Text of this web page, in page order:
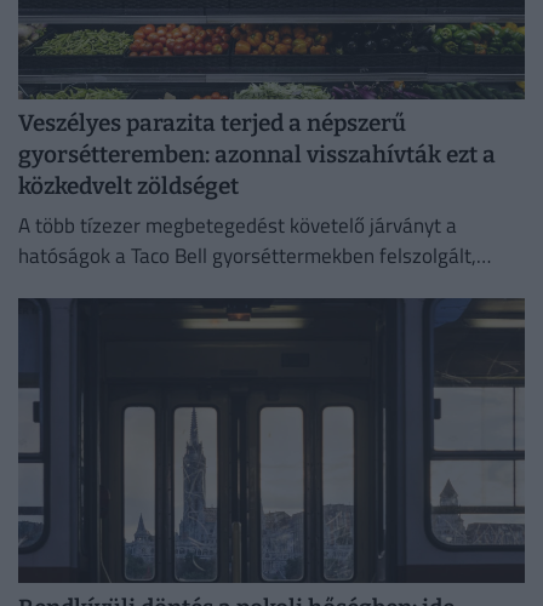
Veszélyes parazita terjed a népszerű
gyorsétteremben: azonnal visszahívták ezt a
közkedvelt zöldséget
A több tízezer megbetegedést követelő járványt a
hatóságok a Taco Bell gyorséttermekben felszolgált,